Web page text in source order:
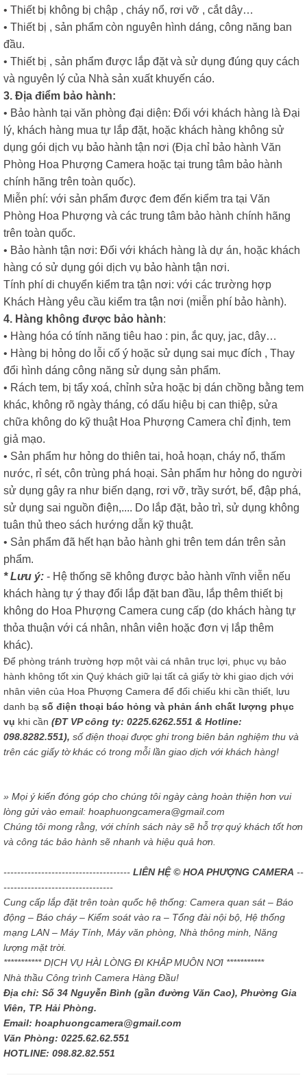
• Thiết bị không bị chập , cháy nổ, rơi vỡ , cắt dây…
• Thiết bị , sản phẩm còn nguyên hình dáng, công năng ban
đầu.
• Thiết bị , sản phẩm được lắp đặt và sử dụng đúng quy cách
và nguyên lý của Nhà sản xuất khuyến cáo.
3. Địa điểm bảo hành:
• Bảo hành tại văn phòng đại diện: Đối với khách hàng là Đại
lý, khách hàng mua tự lắp đặt, hoặc khách hàng không sử
dụng gói dịch vụ bảo hành tận nơi (Địa chỉ bảo hành Văn
Phòng Hoa Phượng Camera hoặc tại trung tâm bảo hành
chính hãng trên toàn quốc).
Miễn phí: với sản phẩm được đem đến kiểm tra tại Văn
Phòng Hoa Phượng và các trung tâm bảo hành chính hãng
trên toàn quốc.
• Bảo hành tận nơi: Đối với khách hàng là dự án, hoặc khách
hàng có sử dụng gói dịch vụ bảo hành tận nơi.
Tính phí di chuyển kiểm tra tận nơi: với các trường hợp
Khách Hàng yêu cầu kiểm tra tận nơi (miễn phí bảo hành).
4. Hàng không được bảo hành:
• Hàng hóa có tính năng tiêu hao : pin, ắc quy, jac, dây…
• Hàng bị hỏng do lỗi cố ý hoặc sử dụng sai mục đích , Thay
đổi hình dáng công năng sử dụng sản phẩm.
• Rách tem, bị tẩy xoá, chỉnh sửa hoặc bị dán chồng bằng tem
khác, không rõ ngày tháng, có dấu hiệu bị can thiệp, sửa
chữa không do kỹ thuật Hoa Phượng Camera chỉ định, tem
giả mạo.
• Sản phẩm hư hỏng do thiên tai, hoả hoạn, cháy nổ, thấm
nước, rỉ sét, côn trùng phá hoại. Sản phẩm hư hỏng do người
sử dụng gây ra như biến dạng, rơi vỡ, trầy sướt, bể, đập phá,
sử dụng sai nguồn điện,.... Do lắp đặt, bảo trì, sử dụng không
tuân thủ theo sách hướng dẫn kỹ thuật.
• Sản phẩm đã hết hạn bảo hành ghi trên tem dán trên sản
phẩm.
* Lưu ý: - Hệ thống sẽ không được bảo hành vĩnh viễn nếu
khách hàng tự ý thay đổi lắp đặt ban đầu, lắp thêm thiết bị
không do Hoa Phượng Camera cung cấp (do khách hàng tự
thỏa thuận với cá nhân, nhân viên hoặc đơn vị lắp thêm
khác).
Để phòng tránh trường hợp một vài cá nhân trục lợi, phục vụ bảo
hành không tốt xin Quý khách giữ lại tất cả giấy tờ khi giao dịch với
nhân viên của Hoa Phượng Camera để đối chiếu khi cần thiết, lưu
danh bạ số điện thoại báo hỏng và phản ánh chất lượng phục
vụ khi cần (ĐT VP công ty: 0225.6262.551 & Hotline:
098.8282.551), số điện thoại được ghi trong biên bản nghiệm thu và
trên các giấy tờ khác có trong mỗi lần giao dịch với khách hàng!
» Mọi ý kiến đóng góp cho chúng tôi ngày càng hoàn thiện hơn vui
lòng gửi vào email: hoaphuongcamera@gmail.com
Chúng tôi mong rằng, với chính sách này sẽ hỗ trợ quý khách tốt hơn
và công tác bảo hành sẽ nhanh và hiệu quả hơn.
------------------------------------- LIÊN HỆ © HOA PHƯỢNG CAMERA --
--------------------------------
Cung cấp lắp đặt trên toàn quốc hệ thống: Camera quan sát – Báo
động – Báo cháy – Kiểm soát vào ra – Tổng đài nội bộ, Hệ thống
mạng LAN – Máy Tính, Máy văn phòng, Nhà thông minh, Năng
lượng mặt trời.
*********** DỊCH VỤ HÀI LÒNG ĐI KHẮP MUÔN NƠI ***********
Nhà thầu Công trình Camera Hàng Đầu!
Địa chỉ: Số 34 Nguyễn Bình (gần đường Văn Cao), Phường Gia
Viên, TP. Hải Phòng.
Email: hoaphuongcamera@gmail.com
Văn Phòng: 0225.62.62.551
HOTLINE: 098.82.82.551